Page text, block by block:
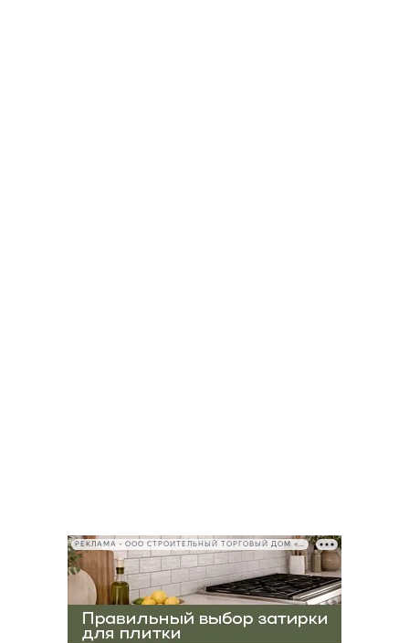
РЕКЛАМА • ООО СТРОИТЕЛЬНЫЙ ТОРГОВЫЙ ДОМ «ПЕТРОВИЧ», ИНН 7802348846